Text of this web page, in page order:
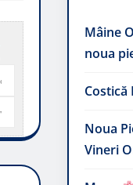
Mâine
noua
Costică
Noua
Vineri